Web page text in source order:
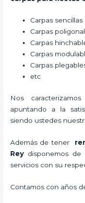
Carpas sencillas
Carpas
Carpas
Carpas
Carpas
etc
Nos
apuntando a la
siendo ustedes
Además de tener
Rey disponemos
servicios con su
Contamos con años